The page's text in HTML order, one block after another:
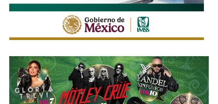
los casos, la velocidad del vehículo estaba por debajo
del límite permitido